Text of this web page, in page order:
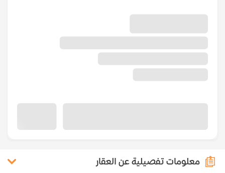
معلومات تفصيلية عن العقار